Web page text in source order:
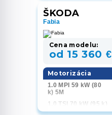
ECO-G 120 LPG 90
kW (120 k) 6EDC
ŠKODA
Fabia
Cena modelu:
od 15 360 €
Motorizácia
1.0 MPI 59 kW (80
k) 5M
1.0 TSI 70 kW (95 k)
5M